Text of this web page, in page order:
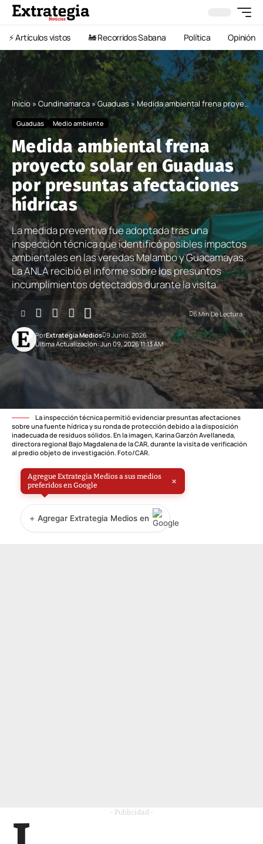
⚡️ Artículos vistos 🚂 Recorridos Sabana Política Opinión
Inicio » Cundinamarca »Guaduas» Medida ambiental frena proyecto solar en Guaduas por presuntas afectaciones hídricas
Guaduas Medio ambiente
Medida ambiental frena
proyecto solar en Guaduas
por presuntas afectaciones
hídricas
La medida preventiva fue adoptada tras una
inspección técnica que identificó posibles impactos
ambientales en las veredas Malambo y Guacamayas.
La ANLA recibió el informe sobre los presuntos
incumplimientos detectados durante la visita.
Última Actualización: Jun 09, 2026 11:13 AM
PorExtrategia Medios 9 Junio, 2026
6 Min De Lectura
La inspección técnica permitió evidenciar presuntas afectaciones
sobre una fuente hídrica y su ronda de protección debido a la disposición
inadecuada de residuos sólidos. En la imagen, Karina Garzón Avellaneda,
directora regional Bajo Magdalena de la CAR, durante la visita de verificación
al predio objeto de investigación. Foto/CAR.
Agregue Extrategia Medios a sus medios
preferidos en Google
×
+ Agregar Extrategia Medios en
- Publicidad -